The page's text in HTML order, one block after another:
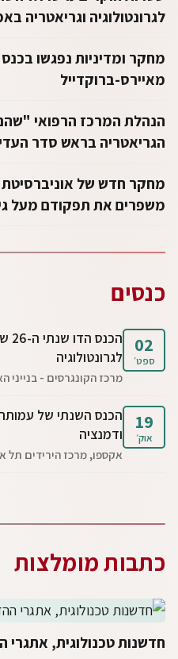
לגרונטולוגיה וגריאטריה
מחקר ומדיניות נפגשו
מאיירס-ברוקדייל
הנהלת המרכז הרפואי
הגריאטריה בראש סדר
מחקר חדש של אוניברסיטת
משפרים את תפקודם מעל גיל
כנסים
02
ספט׳
לגרונטולוגיה
מרכז הקונגרסים - בנייני
19
אוק׳
הכנס השנתי של
ודמנציה
אקספו, מרכז הירידים תל
כתבות מומלצות
חדשנות טכנולוגית, אתגרי